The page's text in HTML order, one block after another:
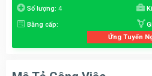
Số lượng: 4
Bằng cấp:
Ứng Tuyển